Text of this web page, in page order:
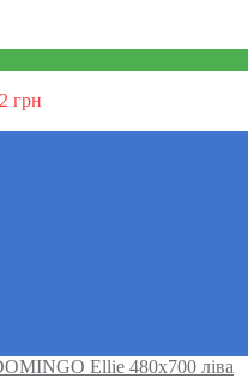
грн
Ellie 480х700 ліва